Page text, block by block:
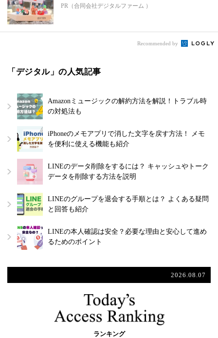
PR（合同会社デジタルファーム ）
Recommended by
「デジタル」の人気記事
Amazonミュージックの解約方法を解説！トラブル時
の対処法も
iPhoneのメモアプリで消した文字を戻す方法！ メモ
を便利に使える機能も紹介
LINEのデータ削除をするには？ キャッシュやトーク
データを削除する方法を説明
LINEのグループを退会する手順とは？ よくある疑問
と回答も紹介
LINEの本人確認は安全？必要な理由と安心して進め
るためのポイント
2026.08.07
ランキング